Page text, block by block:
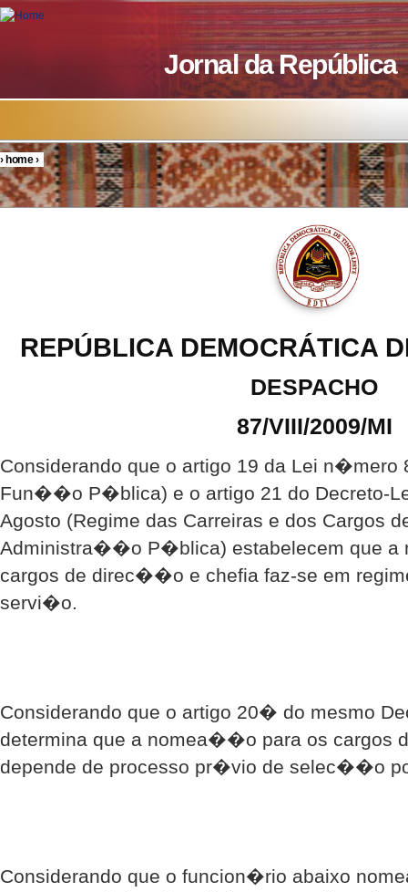
Skip to main content
Jornal da República
You are here
›home›
REPÚBLICA DEMOCRÁTICA
DESPACHO
87/VIII/2009/MI
Considerando que o artigo 19 da Lei n�mero
Fun��o P�blica) e o artigo 21 do Decreto-
Agosto (Regime das Carreiras e dos Cargos
Administra��o P�blica) estabelecem que
cargos de direc��o e chefia faz-se em
servi�o.
Considerando que o artigo 20� do mesmo
determina que a nomea��o para os cargos
depende de processo pr�vio de selec��o
Considerando que o funcion�rio abaixo